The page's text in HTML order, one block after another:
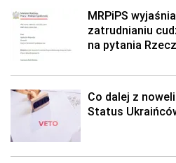
MRPiPS
zatrudnianiu
na pytania
Co dalej z
Status